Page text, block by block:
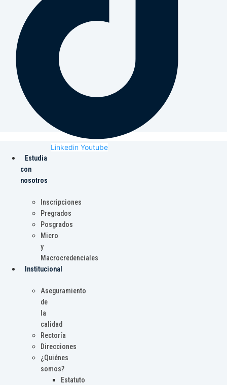
Linkedin Youtube
Estudia
con
nosotros
Inscripciones
Pregrados
Posgrados
Micro
y
Macrocredenciales
Institucional
Aseguramiento
de
la
calidad
Rectoría
Direcciones
¿Quiénes
somos?
Estatuto